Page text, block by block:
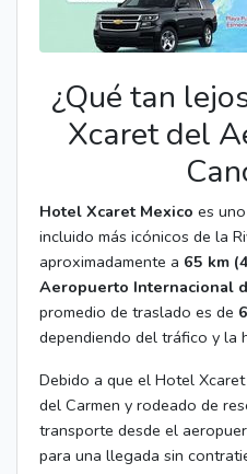
¿Qué tan
Xcaret del
Hotel Xcaret Mexico es
incluido más icónicos de la
aproximadamente a 65 km
Aeropuerto Internacional
promedio de traslado es de
dependiendo del tráfico y la
Debido a que el Hotel
del Carmen y rodeado de
transporte desde el
para una llegada sin